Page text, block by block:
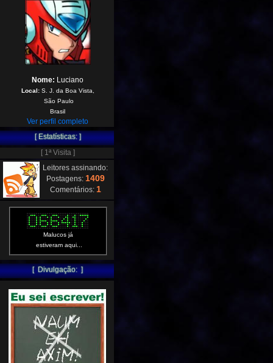
Nome: Luciano
Local:S. J. da Boa Vista,
São Paulo
Brasil
Ver perfil completo
[ Estatísticas: ]
[ 1ª Visita ]
Leitores assinando:
Postagens: 1409
Comentários: 1
Malucos já
estiveram aqui...
[ Divulgação: ]